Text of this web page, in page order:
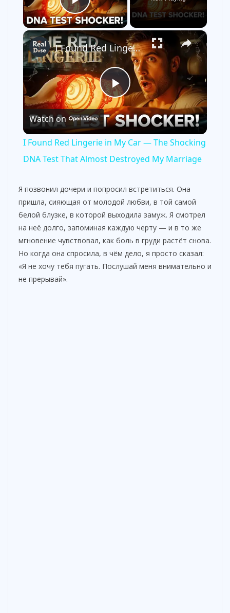
Play Video
×
P
l
a
y
V
i
I Found Red Lingerie in My Car — The Shocking DNA Test That Almost Destroyed My Marriage
Watch on
I Found Red Lingerie in My Car — The Shocking
DNA Test That Almost Destroyed My Marriage
Я позвонил дочери и попросил встретиться. Она
пришла, сияющая от молодой любви, в той самой
белой блузке, в которой выходила замуж. Я смотрел
на неё долго, запоминая каждую черту — и в то же
мгновение чувствовал, как боль в груди растёт снова.
Но когда она спросила, в чём дело, я просто сказал:
«Я не хочу тебя пугать. Послушай меня внимательно и
не прерывай».